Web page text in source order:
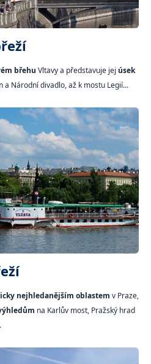
břehu Vltavy a představuje jej úsek
a Národní divadlo, až k mostu Legií...
nejhledanějším oblastem v Praze,
na Karlův most, Pražský hrad